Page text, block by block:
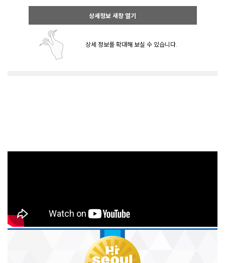
상세정보 새창 열기
상세 정보를 확대해 보실 수 있습니다.